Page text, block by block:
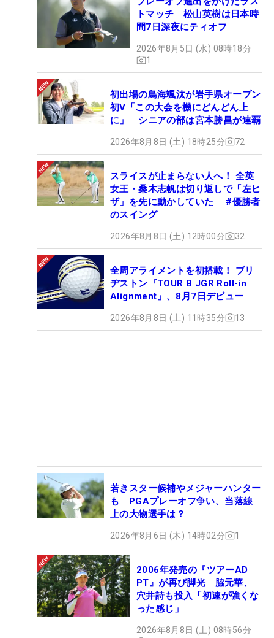
トマッチ 松山英樹は日本時
間7日深夜にティオフ
2026年8月5日 (水) 08時18分
1
初出場の鳥海颯汰が岩手県オープン
初V「この大会を機にどんどん上
に」 シニアの部は宮本勝昌が連覇
2026年8月8日 (土) 18時25分 72
スライスが止まらない人へ！ 全英
女王・桑木志帆は切り返しで「左ヒ
ザ」を先に動かしていた #優勝者
のスイング
2026年8月8日 (土) 12時00分 32
全周アライメントを初搭載！ ブリ
ヂストン『TOUR B JGR Roll-in
Alignment』、8月7日デビュー
2026年8月8日 (土) 11時35分 13
若きスター候補やメジャーハンター
も PGAプレーオフ争い、当落線
上の大物選手は？
2026年8月6日 (木) 14時02分 1
2006年発売の『ツアーAD
PT』が再び脚光 脇元華、
穴井詩も投入「初速が強くな
った感じ」
2026年8月8日 (土) 08時56分